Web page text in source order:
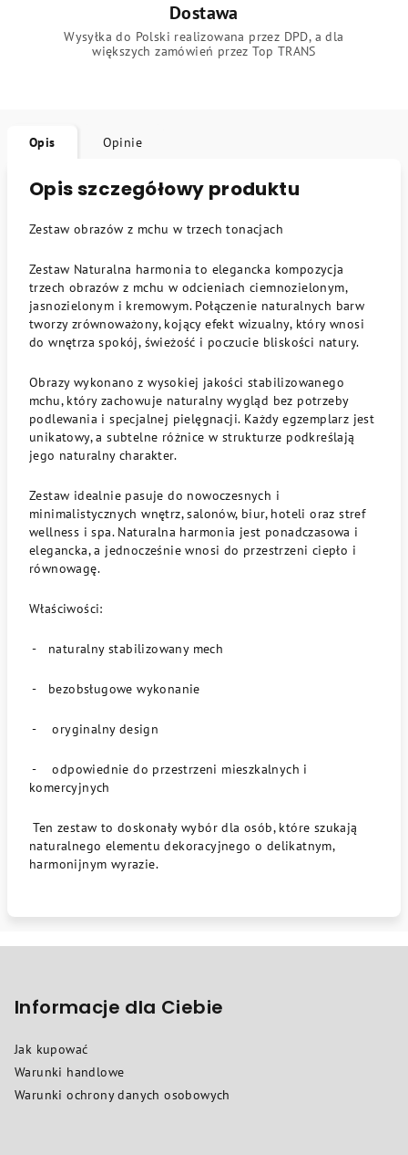
Dostawa
Wysyłka do Polski realizowana przez DPD, a dla
większych zamówień przez Top TRANS
Opis Opinie
Opis szczegółowy produktu
Zestaw obrazów z mchu w trzech tonacjach
Zestaw Naturalna harmonia to elegancka kompozycja
trzech obrazów z mchu w odcieniach ciemnozielonym,
jasnozielonym i kremowym. Połączenie naturalnych barw
tworzy zrównoważony, kojący efekt wizualny, który wnosi
do wnętrza spokój, świeżość i poczucie bliskości natury.
Obrazy wykonano z wysokiej jakości stabilizowanego
mchu, który zachowuje naturalny wygląd bez potrzeby
podlewania i specjalnej pielęgnacji. Każdy egzemplarz jest
unikatowy, a subtelne różnice w strukturze podkreślają
jego naturalny charakter.
Zestaw idealnie pasuje do nowoczesnych i
minimalistycznych wnętrz, salonów, biur, hoteli oraz stref
wellness i spa. Naturalna harmonia jest ponadczasowa i
elegancka, a jednocześnie wnosi do przestrzeni ciepło i
równowagę.
Właściwości:
- naturalny stabilizowany mech
- bezobsługowe wykonanie
- oryginalny design
- odpowiednie do przestrzeni mieszkalnych i
komercyjnych
Ten zestaw to doskonały wybór dla osób, które szukają
naturalnego elementu dekoracyjnego o delikatnym,
harmonijnym wyrazie.
a
Informacje dla Ciebie
Jak kupować
Warunki handlowe
Warunki ochrony danych osobowych